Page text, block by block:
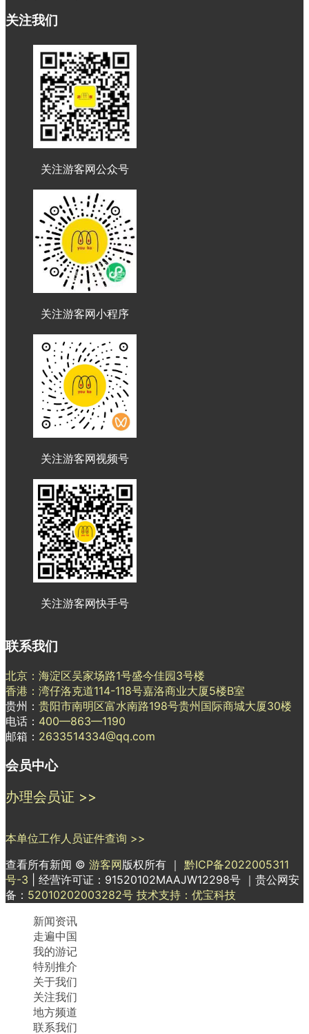
关注我们
关注游客网公众号
关注游客网小程序
关注游客网视频号
关注游客网快手号
联系我们
北京：海淀区吴家场路1号盛今佳园3号楼
香港：湾仔洛克道114-118号嘉洛商业大厦5楼B室
贵州： 贵阳市南明区富水南路198号贵州国际商城大厦30楼
电话： 400—863—1190
邮箱： 2633514334@qq.com
会员中心
办理会员证 >>
本单位工作人员证件查询 >>
查看所有新闻 © 游客网版权所有 ｜ 黔ICP备2022005311
号-3
| 经营许可证：91520102MAAJW12298号 ｜贵公网安
备： 52010202003282号 技术支持：优宝科技
新闻资讯
走遍中国
我的游记
特别推介
关于我们
关注我们
地方频道
联系我们